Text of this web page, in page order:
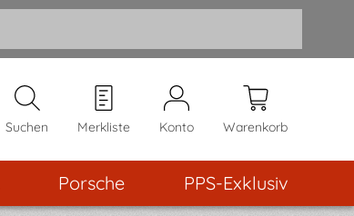
Suchen Merkliste Konto Warenkorb
Porsche PPS-Exklusiv